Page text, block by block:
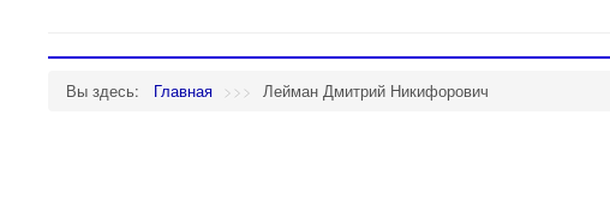
Вы здесь: Главная >>> Лейман Дмитрий Никифорович